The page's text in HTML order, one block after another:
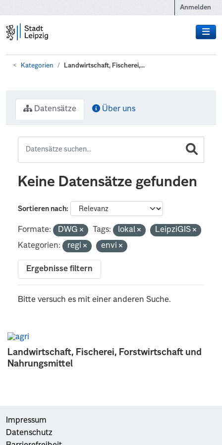
Anmelden
Kategorien Landwirtschaft, Fischerei,...
Landwirtschaft, Fischerei, Forstwirtschaft und
Nahrungsmittel
Datensätze Über uns
Keine Datensätze gefunden
Sortieren nach
Formate: DWG Tags: lokal
LeipziGIS
Kategorien:
regi envi
Ergebnisse filtern
Bitte versuch es mit einer anderen Suche.
Impressum
Datenschutz